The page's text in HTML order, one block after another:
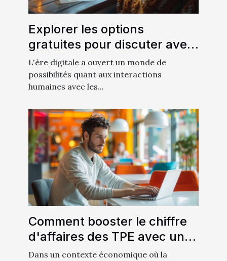
Explorer les options
gratuites pour discuter avec
des intelligences artificielles
en français
L'ère digitale a ouvert un monde de
possibilités quant aux interactions
humaines avec les...
Comment booster le chiffre
d'affaires des TPE avec un
webmaster dédié
Dans un contexte économique où la